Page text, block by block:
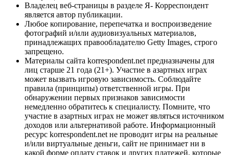
Владелец веб-страницы в разделе Я- Корреспондент
является автор публикации.
Любое копирование, перепечатка и воспроизведение
фотографий и/или аудиовизуальных материалов,
принадлежащих правообладателю Getty Images, строго
запрещено.
Материалы сайта korrespondent.net предназначены для
лиц старше 21 года (21+). Участие в азартных играх
может вызвать игровую зависимость. Соблюдайте
правила (принципы) ответственной игры. При
обнаружении первых признаков зависимости
немедленно обратитесь к специалисту. Помните, что
участие в азартных играх не может являться источником
доходов или альтернативой работе. Информационный
ресурс korrespondent.net не проводит игры на реальные
и/или виртуальные деньги, сайт не принимает ни в
какой форме оплату ставок и других платежей, которые